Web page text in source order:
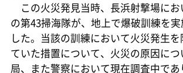
この火災発見当時、長浜射撃場にお
の第43掃海隊が、地上で爆破訓練を
した。当該の訓練において火災発生
ていた措置について、火災の原因に
局、また警察において現在調査中で